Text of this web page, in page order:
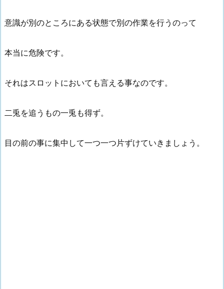
意識が別のところにある状態で別の作業を行うのって
本当に危険です。
それはスロットにおいても言える事なのです。
二兎を追うもの一兎も得ず。
目の前の事に集中して一つ一つ片ずけていきましょう。